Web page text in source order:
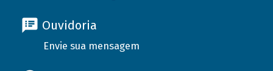
Ouvidoria
Envie sua mensagem